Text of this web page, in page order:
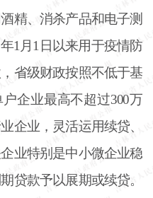
精、消杀产品和电子测
1月1日以来用于疫情防
省级财政按照不低于基
企业最高不超过300万
企业，灵活运用续贷、
业特别是中小微企业稳
贷款予以展期或续贷。